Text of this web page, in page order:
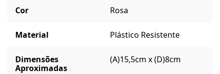
Cor Rosa
Material Plástico Resistente
Dimensões
Aproximadas
(A)15,5cm x (D)8cm